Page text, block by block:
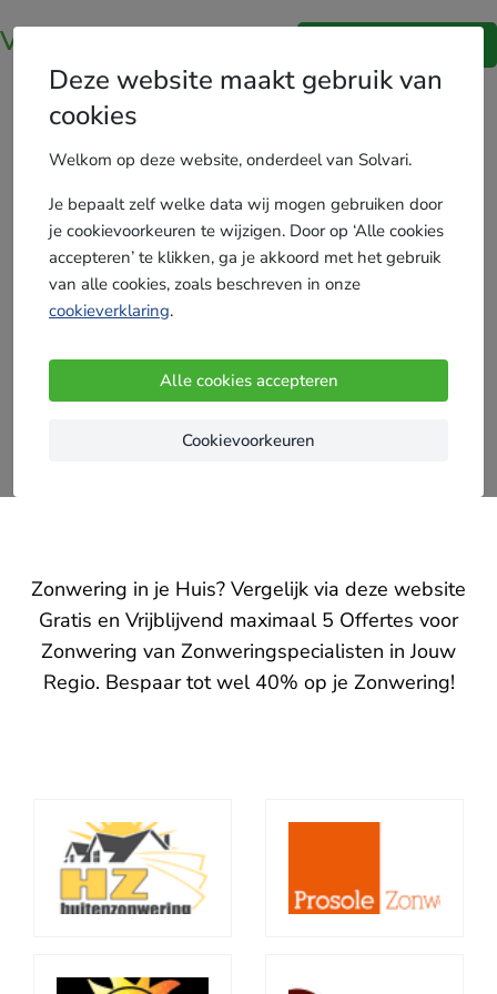
Deze website maakt gebruik van
cookies
Welkom op deze website, onderdeel van Solvari.
Je bepaalt zelf welke data wij mogen gebruiken door
je cookievoorkeuren te wijzigen. Door op ‘Alle cookies
accepteren’ te klikken, ga je akkoord met het gebruik
van alle cookies, zoals beschreven in onze
cookieverklaring.
Alle cookies accepteren
Cookievoorkeuren
Vergelijk
Zon Weren? Ontvang Gratis & Vrijblijvend Tot wel 5
Offertes voor Zonwering en Bespaar!
Ontvang gratis offertes
Je postcode
Zonwering in je Huis? Vergelijk via deze website
Gratis en Vrijblijvend maximaal 5 Offertes voor
Zonwering van Zonweringspecialisten in Jouw
Regio. Bespaar tot wel 40% op je Zonwering!